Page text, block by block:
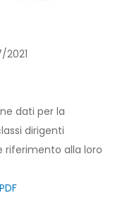
dati per la
dirigenti
alla loro